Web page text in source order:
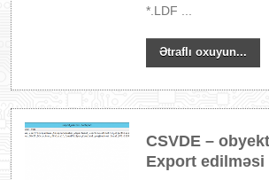
*.LDF ...
Ətraflı oxuyun...
CSVDE –
Export edilməsi